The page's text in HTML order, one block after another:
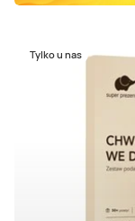
Tylko u nas